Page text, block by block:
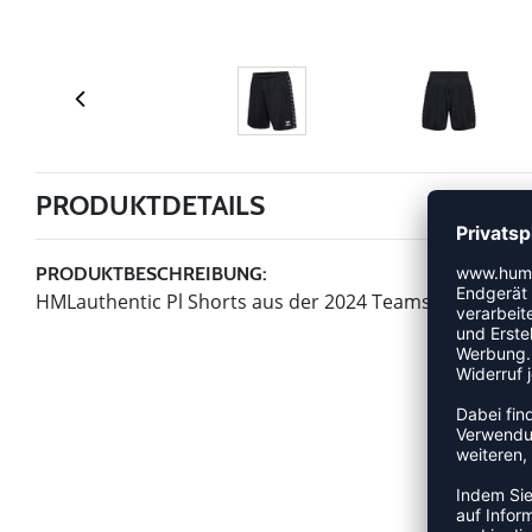
PRODUKTDETAILS
PRODUKTBESCHREIBUNG:
HMLauthentic Pl Shorts aus der 2024 Teamsport